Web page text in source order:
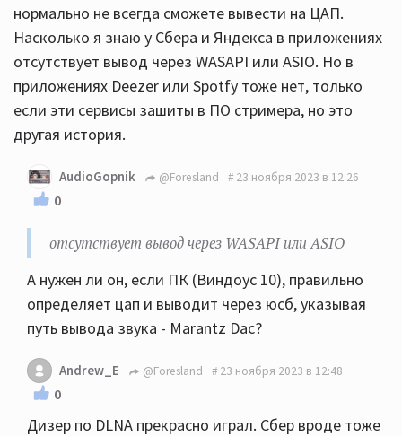
нормально не всегда сможете вывести на ЦАП.
Насколько я знаю у Сбера и Яндекса в приложениях
отсутствует вывод через WASAPI или ASIO. Но в
приложениях Deezer или Spotfy тоже нет, только
если эти сервисы зашиты в ПО стримера, но это
другая история.
AudioGopnik @Foresland 23 ноября 2023 в 12:26
0
отсутствует вывод через WASAPI или ASIO
А нужен ли он, если ПК (Виндоус 10), правильно
определяет цап и выводит через юсб, указывая
путь вывода звука - Marantz Dac?
Andrew_E @Foresland 23 ноября 2023 в 12:48
0
Дизер по DLNA прекрасно играл. Сбер вроде тоже